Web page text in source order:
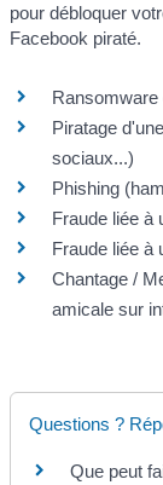
pour débloquer
Facebook piraté.
Ransomware
Piratage
sociaux...)
Phishing
Fraude liée à
Fraude liée à
Chantage /
amicale sur
Questions ?
Que peut